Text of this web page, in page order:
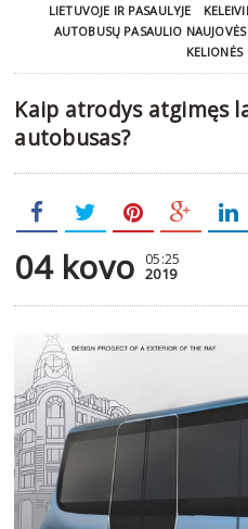
LIETUVOJE IR PASAULYJE
AUTOBUSŲ PASAULIO NAUJOVĖS
KELIONĖS
Kaip atrodys atgimęs
autobusas?
04 kovo 05:25
2019